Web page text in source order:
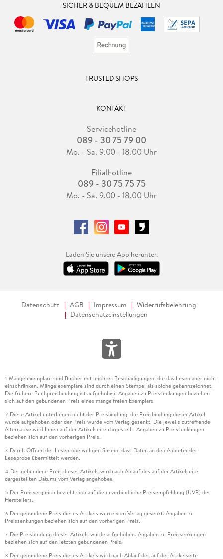
SICHER & BEQUEM BEZAHLEN
TRUSTED SHOPS
KONTAKT
Servicehotline
089 - 30 75 79 00
Mo. - Sa. 9.00 - 18.00 Uhr
Filialhotline
089 - 30 75 75 75
Mo. - Sa. 9.00 - 18.00 Uhr
Laden Sie unsere App herunter.
Datenschutz AGB Impressum
Widerrufsbelehrung
Datenschutzeinstellungen
1 Mängelexemplare sind Bücher mit leichten Beschädigungen, die das Lesen aber nicht
einschränken. Mängelexemplare sind durch einen Stempel als solche gekennzeichnet.
Die frühere Buchpreisbindung ist aufgehoben. Angaben zu Preissenkungen beziehen
sich auf den gebundenen Preis eines mangelfreien Exemplars.
2 Diese Artikel unterliegen nicht der Preisbindung, die Preisbindung dieser Artikel
wurde aufgehoben oder der Preis wurde vom Verlag gesenkt. Die jeweils zutreffende
Alternative wird Ihnen auf der Artikelseite dargestellt. Angaben zu Preissenkungen
beziehen sich auf den vorherigen Preis.
3 Durch Öffnen der Leseprobe willigen Sie ein, dass Daten an den Anbieter der
Leseprobe übermittelt werden.
4 Der gebundene Preis dieses Artikels wird nach Ablauf des auf der Artikelseite
dargestellten Datums vom Verlag angehoben.
5 Der Preisvergleich bezieht sich auf die unverbindliche Preisempfehlung (UVP) des
Herstellers.
6 Der gebundene Preis dieses Artikels wurde vom Verlag gesenkt. Angaben zu
Preissenkungen beziehen sich auf den vorherigen Preis.
7 Die Preisbindung dieses Artikels wurde aufgehoben. Angaben zu Preissenkungen
beziehen sich auf den letzten gebundenen Preis.
8 Der gebundene Preis dieses Artikels wird nach Ablauf des auf der Artikelseite